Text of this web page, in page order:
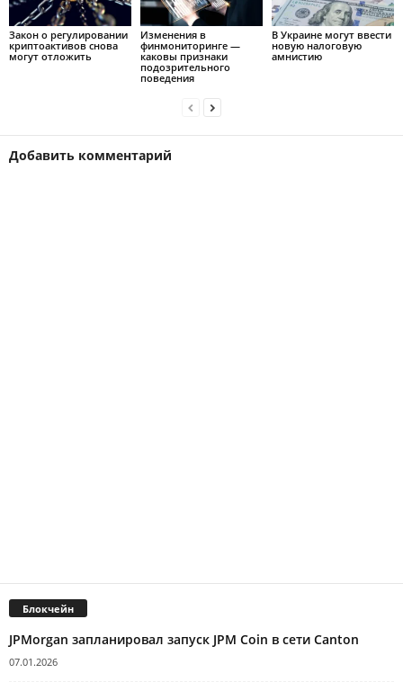
Закон о регулировании
криптоактивов снова
могут отложить
Изменения в
финмониторинге —
каковы признаки
подозрительного
поведения
В Украине могут ввести
новую налоговую
амнистию
Добавить комментарий
Блокчейн
JPMorgan запланировал запуск JPM Coin в сети Canton
07.01.2026